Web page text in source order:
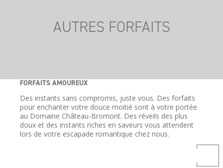
AUTRES FORFAITS
FORFAITS AMOUREUX
Des instants sans compromis, juste vous. Des forfaits
pour enchanter votre douce moitié sont à votre portée
au Domaine Château-Bromont. Des réveils des plus
doux et des instants riches en saveurs vous attendent
lors de votre escapade romantique chez nous.